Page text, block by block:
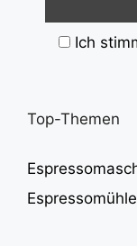
Ich
Top-Themen